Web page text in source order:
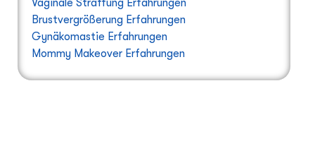
Vaginale Straffung Erfahrungen
Brustvergrößerung Erfahrungen
Gynäkomastie Erfahrungen
Mommy Makeover Erfahrungen